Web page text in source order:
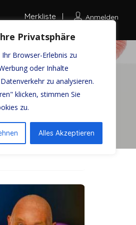
Privatsphäre
Browser-Erlebnis zu
oder Inhalte
zu analysieren.
klicken, stimmen Sie
zu.
Alles Akzeptieren
Anmelden
Merkliste
Auf Karte ansehen